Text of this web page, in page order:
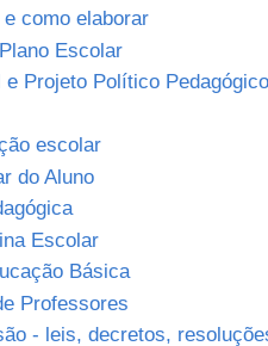
como elaborar
Escolar
Projeto Político Pedagógico
escolar
do Aluno
Escolar
Básica
Professores
- leis, decretos,